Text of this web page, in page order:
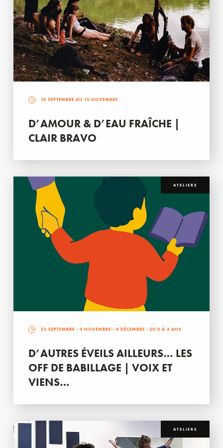
10 SEPTEMBRE AU 15 NOVEMBRE
D’AMOUR & D’EAU FRAÎCHE |
CLAIR BRAVO
ATELIERS
22 SEPTEMBRE - 3 NOVEMBRE - 8 DÉCEMBRE - DE 0 À 3 ANS
D’AUTRES ÉVEILS AILLEURS… LES
OFF DE BABILLAGE | VOIX ET
VIENS…
ATELIERS